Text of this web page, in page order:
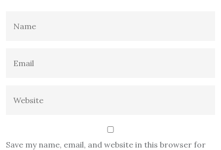
Save my name, email, and website in this browser for